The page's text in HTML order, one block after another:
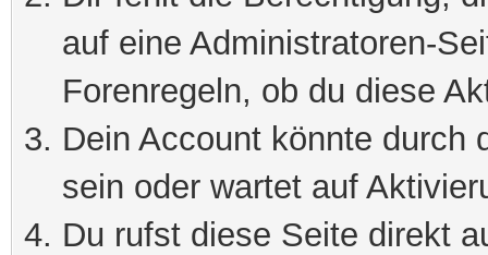
auf eine Administratoren-
Forenregeln, ob du diese
Dein Account könnte durch
sein oder wartet auf
Du rufst diese Seite direkt